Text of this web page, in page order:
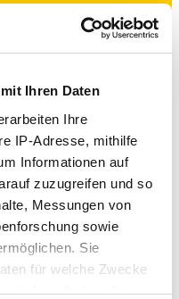
Ihren Daten
Ihre
IP-Adresse, mithilfe
Informationen auf
zuzugreifen und so
Messungen von
sowie
Sie
für welche Zwecke
jederzeit über die